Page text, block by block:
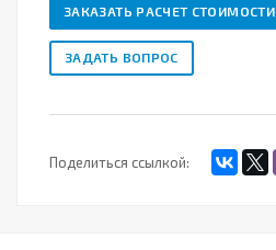
ЗАКАЗАТЬ РАСЧЕТ СТОИМОСТИ
ЗАДАТЬ ВОПРОС
Поделиться ссылкой: